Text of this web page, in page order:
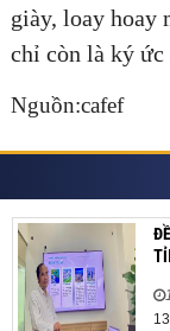
giày, loay hoay
chỉ còn là ký ức
Nguồn:cafef